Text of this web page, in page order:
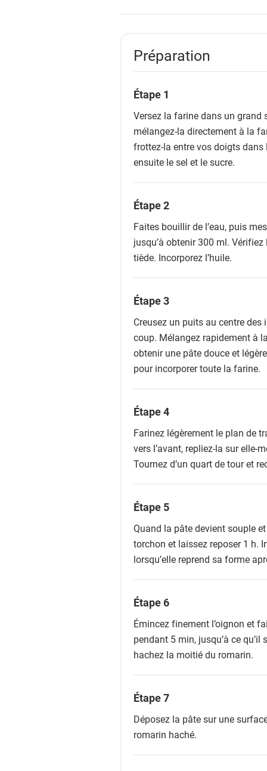
Préparation
Étape 1
Versez la farine dans un grand
mélangez-la directement à la
frottez-la entre vos doigts
ensuite le sel et le sucre.
Étape 2
Faites bouillir de l’eau, puis
jusqu’à obtenir 300 ml.
tiède. Incorporez l’huile.
Étape 3
Creusez un puits au centre des
coup. Mélangez rapidement à
obtenir une pâte douce et
pour incorporer toute la farine.
Étape 4
Farinez légèrement le plan de
vers l’avant, repliez-la sur elle-
Tournez d’un quart de tour et
Étape 5
Quand la pâte devient souple
torchon et laissez reposer 1 h.
lorsqu’elle reprend sa forme
Étape 6
Émincez finement l’oignon et
pendant 5 min, jusqu’à ce
hachez la moitié du romarin.
Étape 7
Déposez la pâte sur une
romarin haché.